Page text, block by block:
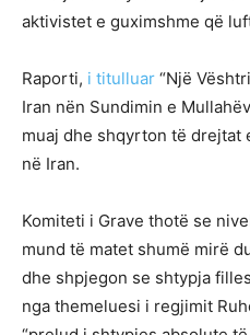
aktivistet e guximshme që
Raporti, i titulluar “Një
Iran nën Sundimin e
muaj dhe shqyrton të
në Iran.
Komiteti i Grave thotë se
mund të matet shumë mirë
dhe shpjegon se shtypja
nga themeluesi i regjimit